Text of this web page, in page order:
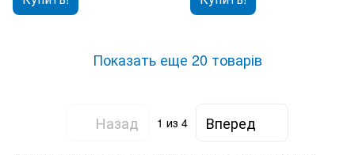
Показать еще 20 товарів
Назад 1 из 4 Вперед